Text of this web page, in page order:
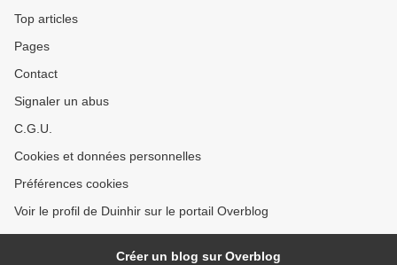
Top articles
Pages
Contact
Signaler un abus
C.G.U.
Cookies et données personnelles
Préférences cookies
Voir le profil de Duinhir sur le portail Overblog
Créer un blog sur Overblog